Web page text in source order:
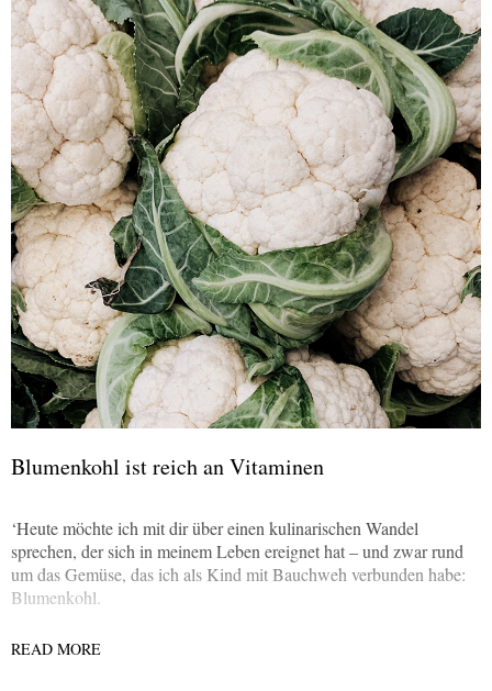
Blumenkohl ist reich an Vitaminen
‘Heute möchte ich mit dir über einen kulinarischen Wandel
sprechen, der sich in meinem Leben ereignet hat – und zwar rund
um das Gemüse, das ich als Kind mit Bauchweh verbunden habe:
Blumenkohl.
READ MORE